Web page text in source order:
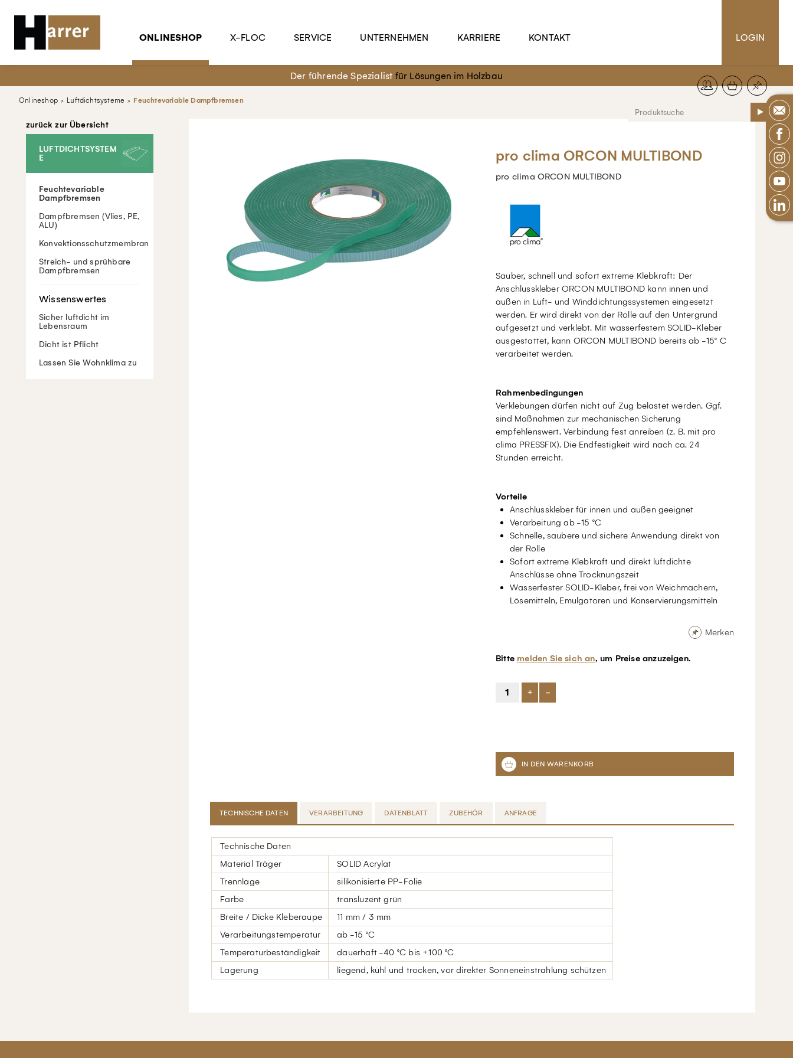
ONLINESHOP X-FLOC SERVICE UNTERNEHMEN KARRIERE KONTAKT LOGIN
Der führende Spezialist für Lösungen im Holzbau
Onlineshop Luftdichtsysteme Feuchtevariable Dampfbremsen
zurück zur Übersicht
LUFTDICHTSYSTEM
E
Feuchtevariable
Dampfbremsen
Dampfbremsen (Vlies, PE,
ALU)
Konvektionsschutzmembran
Streich- und sprühbare
Dampfbremsen
Sicher luftdicht im
Lebensraum
Dicht ist Pflicht
Lassen Sie Wohnklima zu
pro clima ORCON MULTIBOND
pro clima ORCON MULTIBOND
Sauber, schnell und sofort extreme Klebkraft: Der
Anschlusskleber ORCON MULTIBOND kann innen und
außen in Luft- und Winddichtungssystemen eingesetzt
werden. Er wird direkt von der Rolle auf den Untergrund
aufgesetzt und verklebt. Mit wasserfestem SOLID-Kleber
ausgestattet, kann ORCON MULTIBOND bereits ab -15° C
verarbeitet werden.
Rahmenbedingungen
Verklebungen dürfen nicht auf Zug belastet werden. Ggf.
sind Maßnahmen zur mechanischen Sicherung
empfehlenswert. Verbindung fest anreiben (z. B. mit pro
clima PRESSFIX). Die Endfestigkeit wird nach ca. 24
Stunden erreicht.
Vorteile
Anschlusskleber für innen und außen geeignet
Verarbeitung ab -15 °C
Schnelle, saubere und sichere Anwendung direkt von
der Rolle
Sofort extreme Klebkraft und direkt luftdichte
Anschlüsse ohne Trocknungszeit
Wasserfester SOLID-Kleber, frei von Weichmachern,
Lösemitteln, Emulgatoren und Konservierungsmitteln
Merken
Bitte melden Sie sich an, um Preise anzuzeigen.
+ -
TECHNISCHE DATEN VERARBEITUNG DATENBLATT ZUBEHÖR ANFRAGE
Technische Daten
Material Träger
SOLID Acrylat
Trennlage
silikonisierte PP-Folie
Farbe
transluzent grün
Breite / Dicke Kleberaupe
11 mm / 3 mm
Verarbeitungstemperatur
ab -15 °C
Temperaturbeständigkeit
dauerhaft -40 °C bis +100 °C
Lagerung
liegend, kühl und trocken, vor direkter Sonneneinstrahlung schützen